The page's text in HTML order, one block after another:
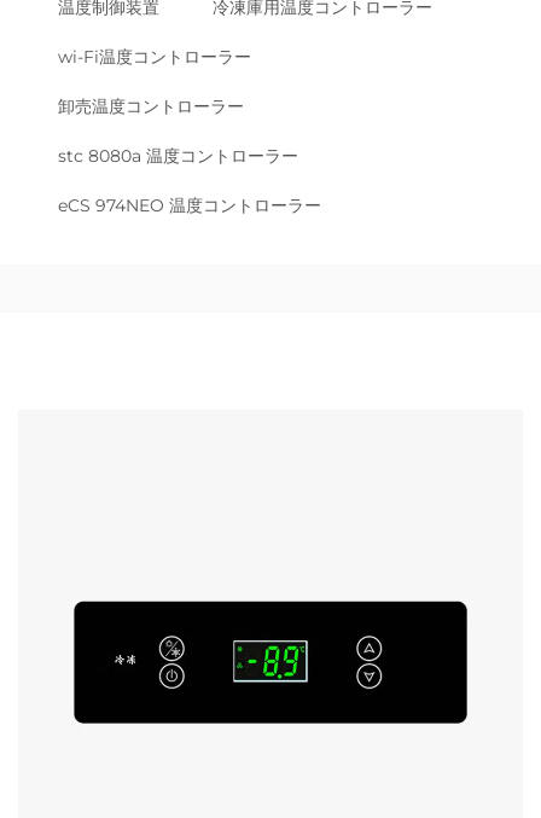
温度制御装置 冷凍庫用温度コントローラー
wi-Fi温度コントローラー
卸売温度コントローラー
stc 8080a 温度コントローラー
eCS 974NEO 温度コントローラー